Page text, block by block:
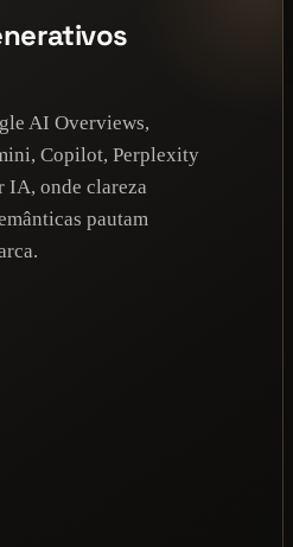
AI Overviews,
Copilot, Perplexity
IA, onde clareza
pautam